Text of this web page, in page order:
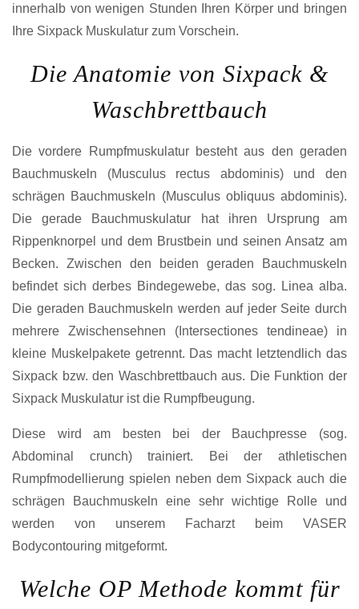
innerhalb von wenigen Stunden Ihren Körper und bringen
Ihre Sixpack Muskulatur zum Vorschein.
Die Anatomie von Sixpack &
Waschbrettbauch
Die vordere Rumpfmuskulatur besteht aus den geraden
Bauchmuskeln (Musculus rectus abdominis) und den
schrägen Bauchmuskeln (Musculus obliquus abdominis).
Die gerade Bauchmuskulatur hat ihren Ursprung am
Rippenknorpel und dem Brustbein und seinen Ansatz am
Becken. Zwischen den beiden geraden Bauchmuskeln
befindet sich derbes Bindegewebe, das sog. Linea alba.
Die geraden Bauchmuskeln werden auf jeder Seite durch
mehrere Zwischensehnen (Intersectiones tendineae) in
kleine Muskelpakete getrennt. Das macht letztendlich das
Sixpack bzw. den Waschbrettbauch aus. Die Funktion der
Sixpack Muskulatur ist die Rumpfbeugung.
Diese wird am besten bei der Bauchpresse (sog.
Abdominal crunch) trainiert. Bei der athletischen
Rumpfmodellierung spielen neben dem Sixpack auch die
schrägen Bauchmuskeln eine sehr wichtige Rolle und
werden von unserem Facharzt beim VASER
Bodycontouring mitgeformt.
Welche OP Methode kommt für